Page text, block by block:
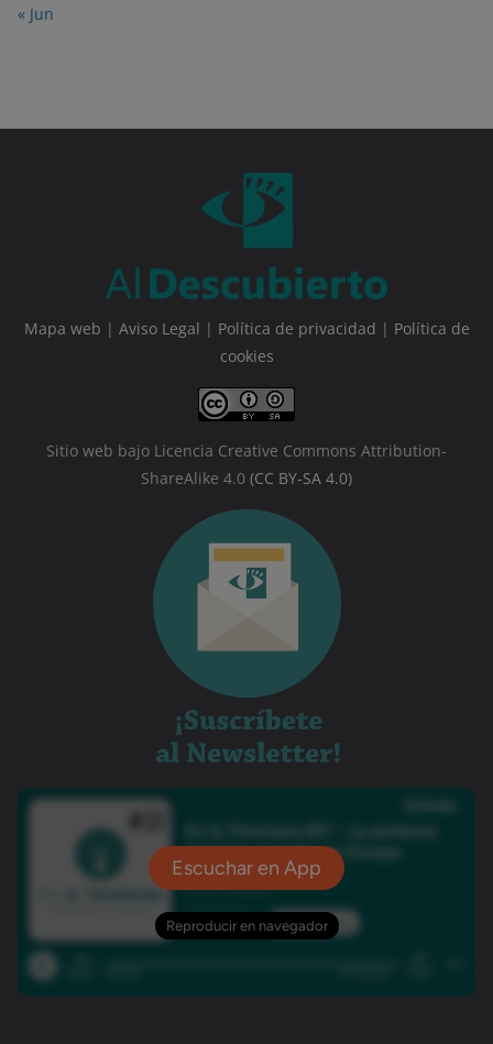
« Jun
Mapa web | Aviso Legal | Política de privacidad | Política de
cookies
Sitio web bajo Licencia Creative Commons Attribution-
ShareAlike 4.0 (CC BY-SA 4.0)